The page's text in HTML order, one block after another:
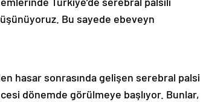
Bu sayede ebeveyn
hasar sonrasında gelişen serebral palsi
dönemde görülmeye başlıyor. Bunlar,